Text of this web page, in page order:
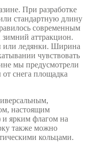
При разработке
стандартную длину
современным
зимний аттракцион.
или ледянки. Ширина
чувствовать
мы предусмотрели
снега площадка
настоящим
и ярким флагом на
также можно
кольцами.